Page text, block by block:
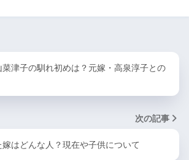
津子の馴れ初めは？元嫁・高泉淳子との
次の記事
はどんな人？現在や子供について